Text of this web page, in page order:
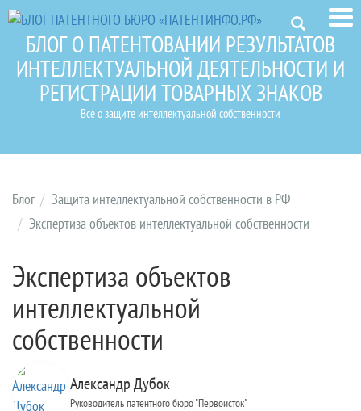
БЛОГ О ПАТЕНТОВАНИИ РЕЗУЛЬТАТОВ
ИНТЕЛЛЕКТУАЛЬНОЙ ДЕЯТЕЛЬНОСТИ И
РЕГИСТРАЦИИ ТОВАРНЫХ ЗНАКОВ
Все о защите интеллектуальной собственности
Блог
Защита интеллектуальной собственности в РФ
Экспертиза объектов интеллектуальной собственности
Экспертиза объектов
интеллектуальной
собственности
Александр Дубок
Руководитель патентного бюро "Первоисток"